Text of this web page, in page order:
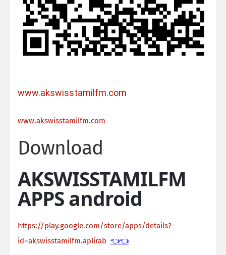
www.akswisstamilfm.com
www.akswisstamilfm.com
Download
AKSWISSTAMILFM
APPS android
https://play.google.com/store/apps/details?
id=akswisstamilfm.aplirab 👈👈